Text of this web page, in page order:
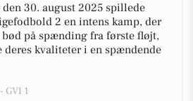
30. august 2025 spillede
2 en intens kamp, der
bød på spænding fra første fløjt,
deres kvaliteter i en spændende
GVI 1